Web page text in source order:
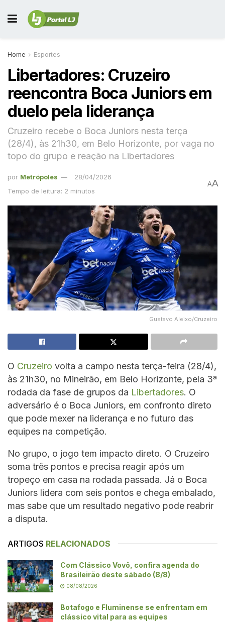
Home Esportes
Libertadores: Cruzeiro
reencontra Boca Juniors em
duelo pela liderança
Cruzeiro recebe o Boca Juniors nesta terça
(28/4), às 21h30, em Belo Horizonte, por vaga no
topo do grupo e reação na Libertadores
por Metrópoles
28/04/2026
Tempo de leitura: 2 minutos
AA
Gustavo Aleixo/Cruzeiro
O Cruzeiro volta a campo nesta terça-feira (28/4),
às 21h30, no Mineirão, em Belo Horizonte, pela 3ª
rodada da fase de grupos da Libertadores. O
adversário é o Boca Juniors, em confronto direto
que pode mexer na liderança e no futuro das
equipes na competição.
No grupo, o jogo tem impacto direto. O Cruzeiro
soma três pontos e precisa reagir após um
tropeço em casa na rodada passada. Já o Boca
Juniors lidera com seis pontos e chega embalado,
mas sabe que um resultado negativo pode reabrir
a disputa.
ARTIGOS RELACIONADOS
Com Clássico Vovô, confira agenda do
Brasileirão deste sábado (8/8)
08/08/2026
Botafogo e Fluminense se enfrentam em
clássico vital para as equipes